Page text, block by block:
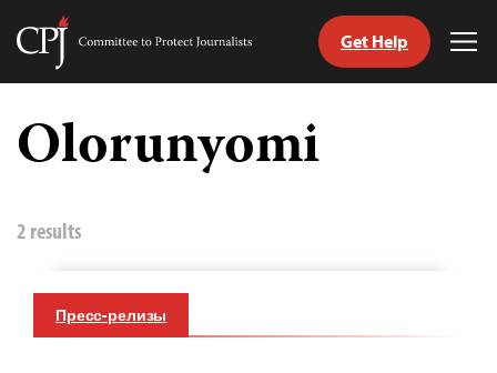
Skip
content
Committee
Get Help
Olorunyomi
2 results
Пресс-релизы